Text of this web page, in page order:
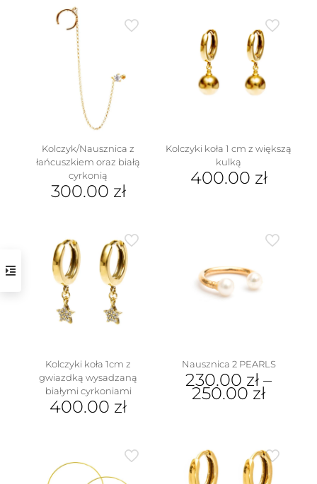
można
wybrać
stronie
produktu
Kolczyk/Nausznica z
łańcuszkiem oraz białą
cyrkonią
300.00 zł
Kolczyki koła 1 cm z większą
kulką
400.00 zł
Kolczyki koła 1cm z
gwiazdką wysadzaną
białymi cyrkoniami
400.00 zł
Nausznica 2 PEARLS
230.00 zł –
250.00 zł
wariantów.
Opcje